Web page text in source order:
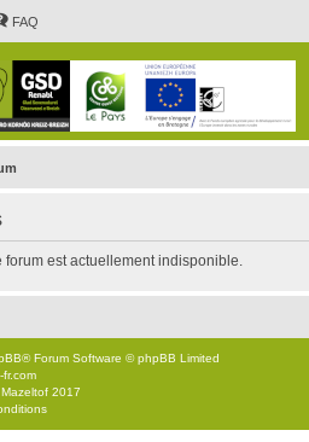
FAQ
forum est actuellement indisponible.
® Forum Software © phpBB Limited
Mazeltof 2017